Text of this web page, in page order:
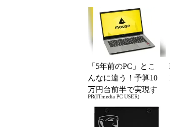
「5年前のPC」とこ
んなに違う！予算10
万円台前半で実現す
る快適PCライフ
PR(ITmedia PC USER)